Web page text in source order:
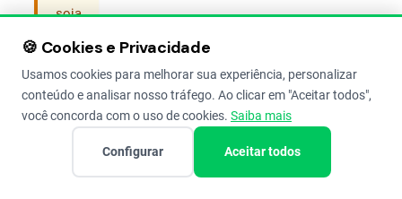
soja
Assim
como
o
feijão,
🍪 Cookies e Privacidade
Usamos cookies para melhorar sua experiência, personalizar
conteúdo e analisar nosso tráfego. Ao clicar em "Aceitar todos",
você concorda com o uso de cookies. Saiba mais
Configurar Aceitar todos